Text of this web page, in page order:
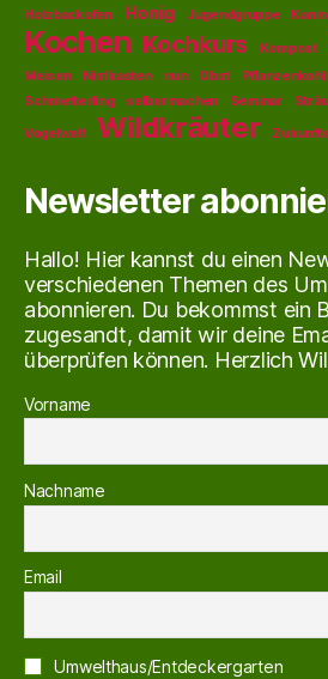
Holzbackofen
Honig Jugendgruppe
Kochen Kochkurs Kompost
Meisen
Nistkasten nun Obst
Schmetterling
selbermachen Seminar
Vogelwelt Wildkräuter
Newsletter
Hallo! Hier kannst du einen
verschiedenen Themen des
abonnieren. Du bekommst ein
zugesandt, damit wir deine
überprüfen können. Herzlich
Vorname
Nachname
Email
Umwelthaus/Entdeckergarten